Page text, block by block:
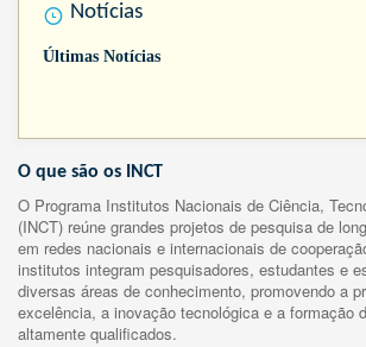
Notícias
Últimas Notícias
O que são os INCT
O Programa Institutos Nacionais de Ciência,
(INCT) reúne grandes projetos de pesquisa de
em redes nacionais e internacionais de
institutos integram pesquisadores, estudantes e
diversas áreas de conhecimento, promovendo a
excelência, a inovação tecnológica e a formação
altamente qualificados.